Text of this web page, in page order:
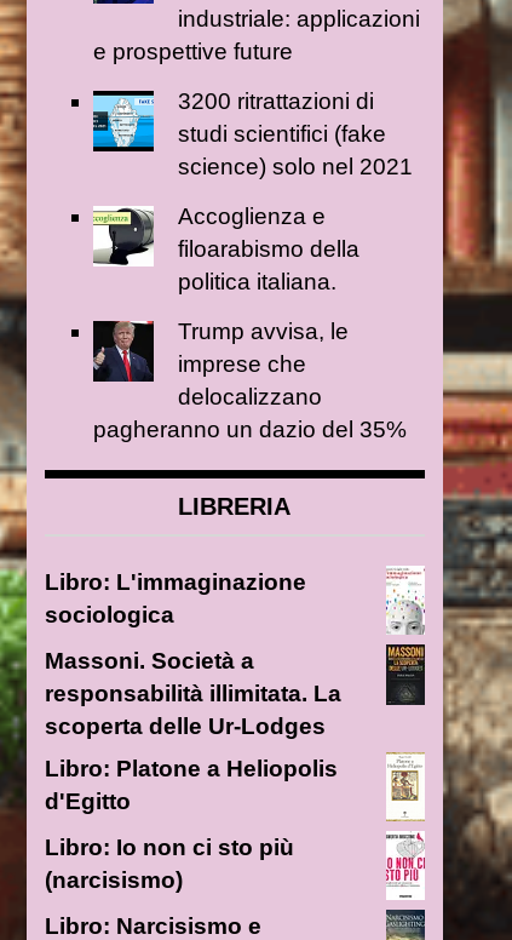
industriale: applicazioni
e prospettive future
3200 ritrattazioni di
studi scientifici (fake
science) solo nel 2021
Accoglienza e
filoarabismo della
politica italiana.
Trump avvisa, le
imprese che
delocalizzano
pagheranno un dazio del 35%
LIBRERIA
Libro: L'immaginazione
sociologica
Massoni. Società a
responsabilità illimitata. La
scoperta delle Ur-Lodges
Libro: Platone a Heliopolis
d'Egitto
Libro: Io non ci sto più
(narcisismo)
Libro: Narcisismo e